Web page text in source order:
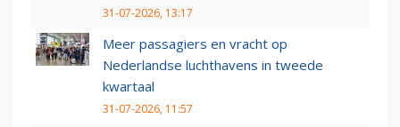
31-07-2026, 13:17
Meer passagiers en vracht op
Nederlandse luchthavens in tweede
kwartaal
31-07-2026, 11:57